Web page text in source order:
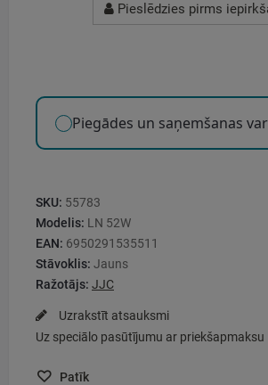
Pieslēdzies pirms
Piegādes un saņemšanas
SKU: 55783
Modelis: LN 52W
EAN: 6950291535511
Stāvoklis: Jauns
Ražotājs: JJC
Uzrakstīt atsauksmi
Uz speciālo pasūtījumu ar priekšapmaksu
Patīk